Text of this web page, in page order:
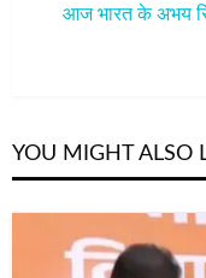
आज भारत के अभय
YOU MIGHT ALSO